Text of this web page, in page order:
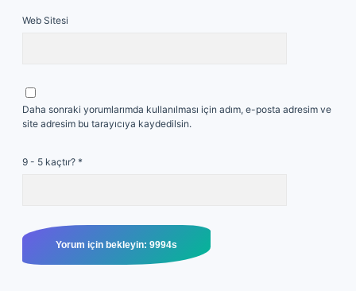
Web Sitesi
Daha sonraki yorumlarımda kullanılması için adım, e-posta adresim ve
site adresim bu tarayıcıya kaydedilsin.
9 - 5 kaçtır? *